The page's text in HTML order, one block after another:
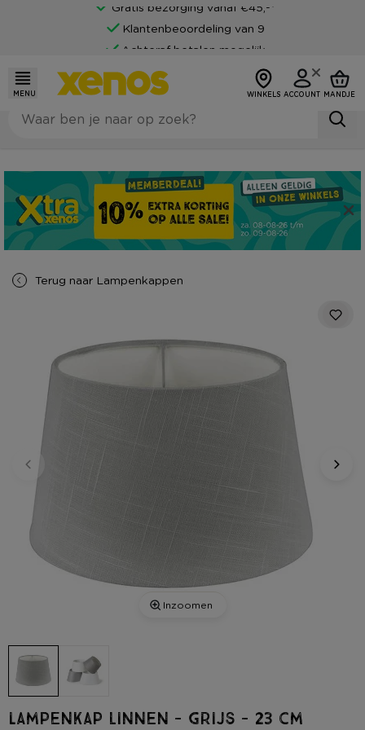
Gratis bezorging vanaf €45,-*
Klantenbeoordeling van 9
Achteraf betalen mogelijk
MENU WINKELS ACCOUNT MANDJE
Terug naar Lampenkappen
Inzoomen
Lampenkap linnen - grijs - 23 cm